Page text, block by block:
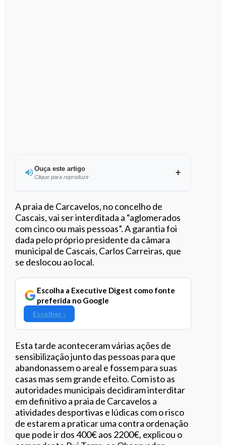
Ouça este artigo
Clique para reproduzir
Ouvir este artigo
A praia de Carcavelos, no concelho de
Cascais, vai ser interditada a “aglomerados
com cinco ou mais pessoas”. A garantia foi
dada pelo próprio presidente da câmara
municipal de Cascais, Carlos Carreiras, que
se deslocou ao local.
Escolha a Executive Digest como fonte
preferida no Google
Escolher ›
Esta tarde aconteceram várias ações de
sensibilização junto das pessoas para que
abandonassem o areal e fossem para suas
casas mas sem grande efeito. Com isto as
autoridades municipais decidiram interditar
em definitivo a praia de Carcavelos a
atividades desportivas e lúdicas com o risco
de estarem a praticar uma contra ordenação
que pode ir dos 400€ aos 2200€, explicou o